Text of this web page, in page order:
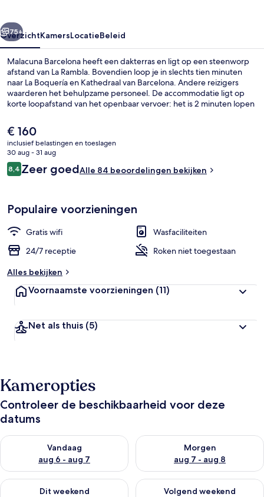
Volgende
75+
OverzichtKamersLocatieBeleid
Malacuna Barcelona heeft een dakterras en ligt op een steenworp
afstand van La Rambla. Bovendien loop je in slechts tien minuten
naar La Boquería en Kathedraal van Barcelona. Andere reizigers
waarderen het behulpzame personeel. De accommodatie ligt op
korte loopafstand van het openbaar vervoer: het is 2 minuten lopen
De
huidige
prijs
is
€ 160
€ 160
inclusief belastingen en toeslagen
30 aug - 31 aug
Beoordelingen
8,48,4 op 10 –
Zeer goedAlle 84 beoordelingen bekijken
Populaire voorzieningen
Gratis wifi
Wasfaciliteiten
24/7 receptie
Roken niet toegestaan
Alles bekijken
Voornaamste voorzieningen (11)
Net als thuis (5)
Kameropties
Controleer de beschikbaarheid voor deze
datums
Vandaag
aug 6 - aug 7
De beschikbaarheid controleren voor vanavond aug 6 - aug 7
Morgen
aug 7 - aug 8
De beschikbaarheid
Dit weekend
De beschikbaarheid controleren voor dit weekend aug 7 -
Volgend weekend
De beschikbaarheid